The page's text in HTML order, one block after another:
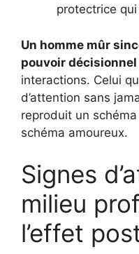
protectrice
Un homme mûr
pouvoir décisionnel
interactions. Celui
d’attention sans
reproduit un
schéma amoureux.
Signes
milieu
l’effet